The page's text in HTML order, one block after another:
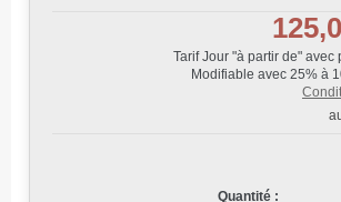
Tarif Jour "à partir de" avec
Modifiable avec 25% à
Quantité :